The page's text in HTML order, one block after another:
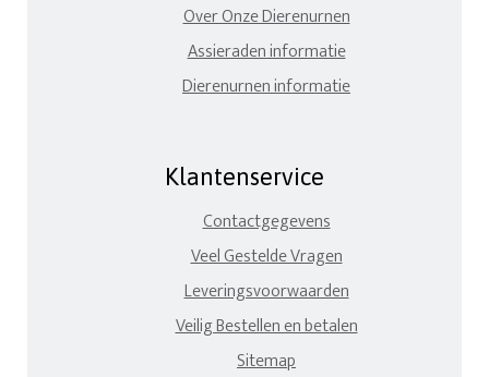
Over Onze Dierenurnen
Assieraden informatie
Dierenurnen informatie
Klantenservice
Contactgegevens
Veel Gestelde Vragen
Leveringsvoorwaarden
Veilig Bestellen en betalen
Sitemap